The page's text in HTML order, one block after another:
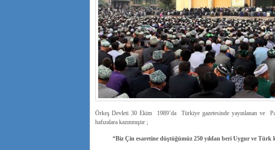
Örkeş Devleti 30 Ekim 1989’da Türkiye gazetesinde yayınlanan ve
hafızalara kazınmıştır ;
“Biz Çin esaretine düştüğümüz 250 yıldan beri Uygur ve